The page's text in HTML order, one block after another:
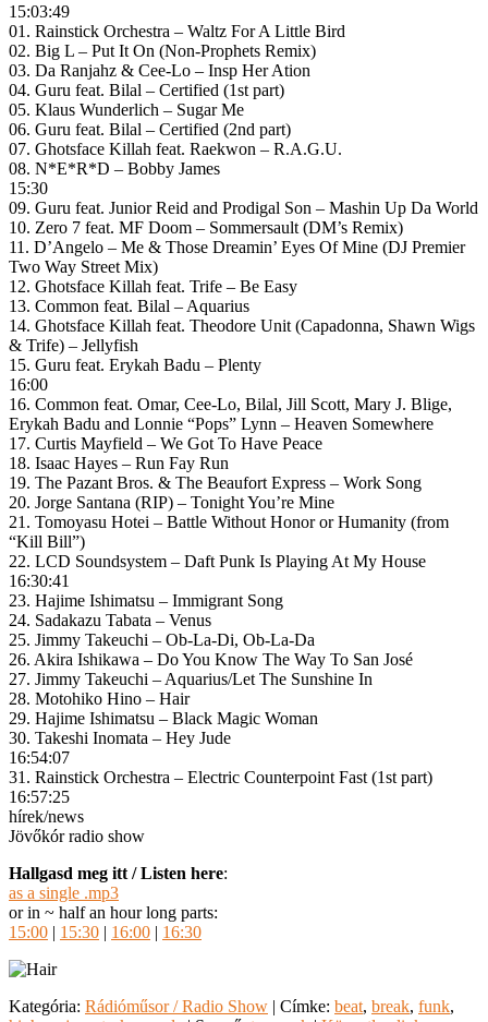
15:03:49
01. Rainstick Orchestra – Waltz For A Little Bird
02. Big L – Put It On (Non-Prophets Remix)
03. Da Ranjahz & Cee-Lo – Insp Her Ation
04. Guru feat. Bilal – Certified (1st part)
05. Klaus Wunderlich – Sugar Me
06. Guru feat. Bilal – Certified (2nd part)
07. Ghotsface Killah feat. Raekwon – R.A.G.U.
08. N*E*R*D – Bobby James
15:30
09. Guru feat. Junior Reid and Prodigal Son – Mashin Up Da World
10. Zero 7 feat. MF Doom – Sommersault (DM’s Remix)
11. D’Angelo – Me & Those Dreamin’ Eyes Of Mine (DJ Premier
Two Way Street Mix)
12. Ghotsface Killah feat. Trife – Be Easy
13. Common feat. Bilal – Aquarius
14. Ghotsface Killah feat. Theodore Unit (Capadonna, Shawn Wigs
& Trife) – Jellyfish
15. Guru feat. Erykah Badu – Plenty
16:00
16. Common feat. Omar, Cee-Lo, Bilal, Jill Scott, Mary J. Blige,
Erykah Badu and Lonnie “Pops” Lynn – Heaven Somewhere
17. Curtis Mayfield – We Got To Have Peace
18. Isaac Hayes – Run Fay Run
19. The Pazant Bros. & The Beaufort Express – Work Song
20. Jorge Santana (RIP) – Tonight You’re Mine
21. Tomoyasu Hotei – Battle Without Honor or Humanity (from
“Kill Bill”)
22. LCD Soundsystem – Daft Punk Is Playing At My House
16:30:41
23. Hajime Ishimatsu – Immigrant Song
24. Sadakazu Tabata – Venus
25. Jimmy Takeuchi – Ob-La-Di, Ob-La-Da
26. Akira Ishikawa – Do You Know The Way To San José
27. Jimmy Takeuchi – Aquarius/Let The Sunshine In
28. Motohiko Hino – Hair
29. Hajime Ishimatsu – Black Magic Woman
30. Takeshi Inomata – Hey Jude
16:54:07
31. Rainstick Orchestra – Electric Counterpoint Fast (1st part)
16:57:25
hírek/news
Jövőkór radio show
Hallgasd meg itt / Listen here:
as a single .mp3
or in ~ half an hour long parts:
15:00 | 15:30 | 16:00 | 16:30
Kategória: Rádióműsor / Radio Show | Címke: beat, break, funk,